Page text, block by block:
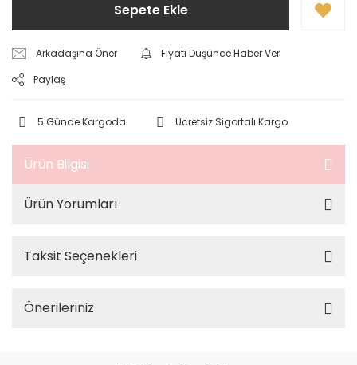
Sepete Ekle
Arkadaşına Öner
Fiyatı Düşünce Haber Ver
Paylaş
5 Günde Kargoda Ücretsiz Sigortalı Kargo
Ürün Bilgisi
Ürün Yorumları
Taksit Seçenekleri
Önerileriniz